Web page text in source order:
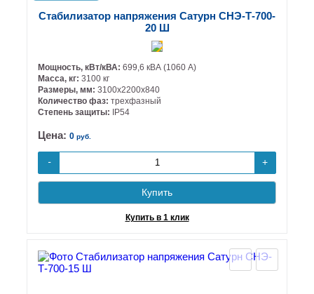
Стабилизатор напряжения Сатурн СНЭ-Т-700-
20 Ш
Мощность, кВт/кВА: 699,6 кВА (1060 А)
Масса, кг: 3100 кг
Размеры, мм: 3100х2200х840
Количество фаз: трехфазный
Степень защиты:
IP54
Цена: 0 руб.
- +
Купить
Купить в 1 клик